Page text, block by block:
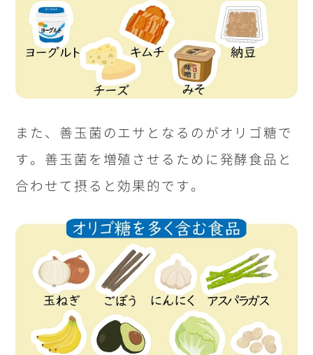
また、善玉菌のエサとなるのがオリゴ糖で
す。善玉菌を増殖させるために発酵食品と
合わせて摂ると効果的です。